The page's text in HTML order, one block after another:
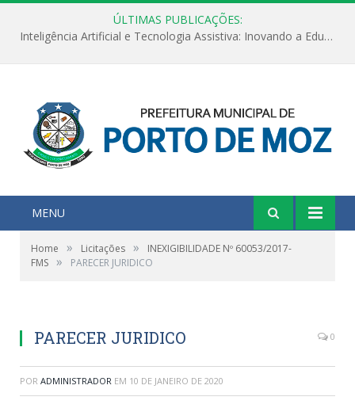
ÚLTIMAS PUBLICAÇÕES:
Inteligência Artificial e Tecnologia Assistiva: Inovando a Educação Especial e Inclusiva
MENU
Home » Licitações »
INEXIGIBILIDADE Nº 60053/2017-
FMS » PARECER JURIDICO
PARECER JURIDICO 0
POR ADMINISTRADOR EM 10 DE JANEIRO DE 2020